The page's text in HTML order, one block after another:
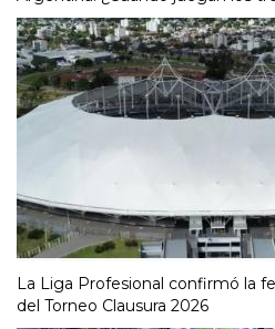
La Liga Profesional confirmó la
del Torneo Clausura 2026